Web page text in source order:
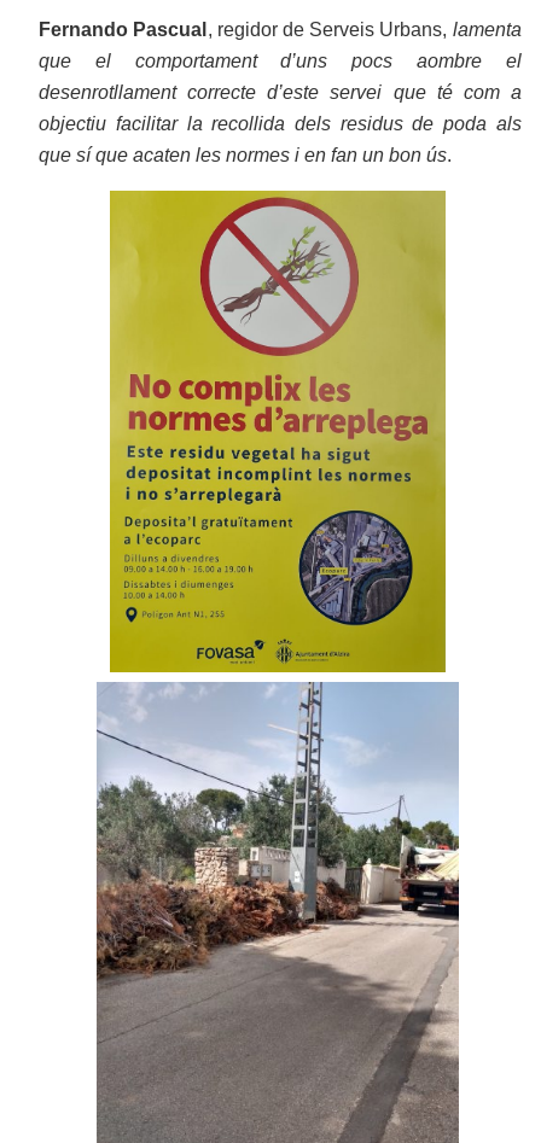
Fernando Pascual , regidor de Serveis Urbans, lamenta
que el comportament d’uns pocs aombre el
desenrotllament correcte d’este servei que té com a
objectiu facilitar la recollida dels residus de poda als
que sí que acaten les normes i en fan un bon ús.